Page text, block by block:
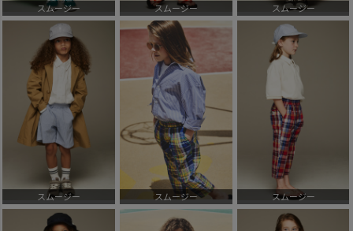
スムージー スムージー スムージー
スムージー スムージー スムージー